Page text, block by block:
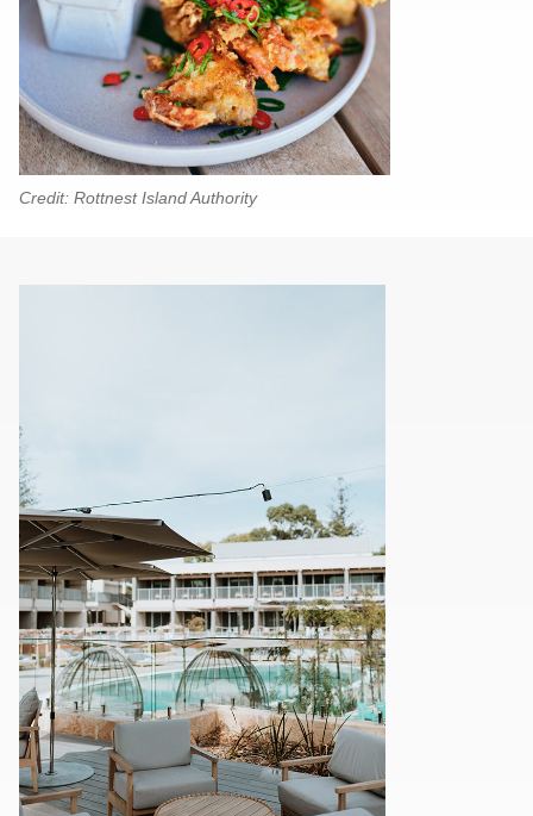
Credit: Rottnest Island Authority